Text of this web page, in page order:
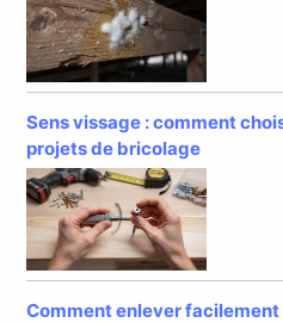
Sens vissage : comment
projets de bricolage
Comment enlever